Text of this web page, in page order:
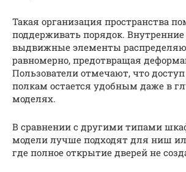
Такая организация пространства
поддерживать порядок. Внутренние
выдвижные элементы
равномерно, предотвращая
Пользователи отмечают, что
полкам остается удобным даже в
моделях.
В сравнении с другими типами
модели лучше подходят для ниш
где полное открытие дверей не